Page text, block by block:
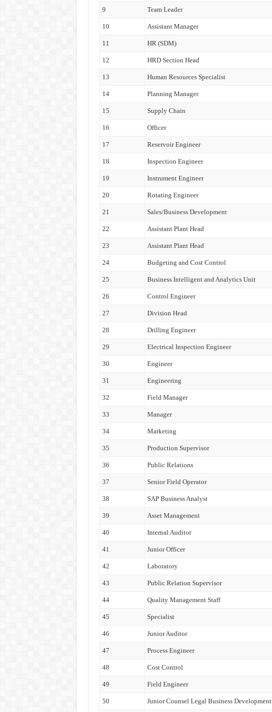
9 Team Leader
10 Assistant Manager
11 HR (SDM)
12 HRD Section Head
13 Human Resources Specialist
14 Planning Manager
15 Supply Chain
16 Officer
17 Reservoir Engineer
18 Inspection Engineer
19 Instrument Engineer
20 Rotating Engineer
21 Sales/Business Development
22 Assistant Plant Head
23 Assistant Plant Head
24 Budgeting and Cost Control
25 Business Intelligent and Analytics Unit
26 Control Engineer
27 Division Head
28 Drilling Engineer
29 Electrical Inspection Engineer
30 Engineer
31 Engineering
32 Field Manager
33 Manager
34 Marketing
35 Production Supervisor
36 Public Relations
37 Senior Field Operator
38 SAP Business Analyst
39 Asset Management
40 Internal Auditor
41 Junior Officer
42 Laboratory
43 Public Relation Supervisor
44 Quality Management Staff
45 Specialist
46 Junior Auditor
47 Process Engineer
48 Cost Control
49 Field Engineer
50 Junior Counsel Legal Business Development